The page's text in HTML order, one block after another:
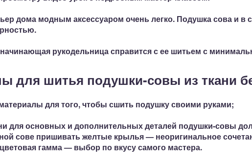
дома модным аксессуаром очень легко. Подушка сова и в
рукодельница справится с ее шитьем с
для шитья подушки-совы из ткани
для того, чтобы сшить подушку своими руками;
для основных и дополнительных деталей подушки-совы
сове пришивать желтые крылья — неоригинальное
цветовая гамма — выбор по вкусу самого мастера.